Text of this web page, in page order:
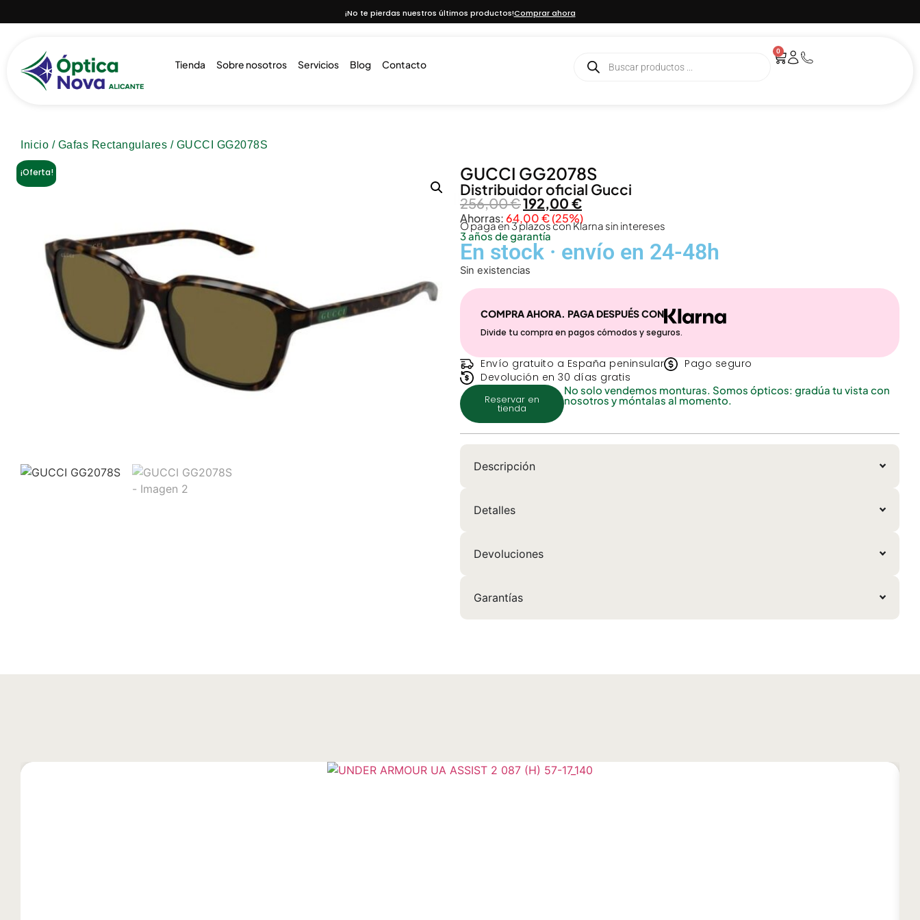
¡No te pierdas nuestros últimos productos!Comprar ahora
Tienda Sobre nosotros Servicios Blog Contacto
0
Inicio / Gafas Rectangulares / GUCCI GG2078S
¡Oferta! GUCCI GG2078S
Distribuidor oficial Gucci
256,00€192,00 €
Ahorras: 64,00€(25%)
O paga en 3 plazos con Klarna sin intereses
3 años de garantía
En stock · envío en 24-48h
Sin existencias
COMPRA AHORA. PAGA DESPUÉS CON
Divide tu compra en pagos cómodos y seguros.
Envío gratuito a España peninsular
Pago seguro
Devolución en 30 días gratis
Reservar en
tienda
No solo vendemos monturas. Somos ópticos: gradúa tu vista con
nosotros y móntalas al momento.
Descripción
Detalles
Devoluciones
Garantías